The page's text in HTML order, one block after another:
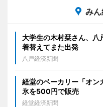
み
大学生の木村栞さん、
着替えてまた出発
八戸経済新聞
経堂のベーカリー「オ
氷を500円で販売
経堂経済新聞